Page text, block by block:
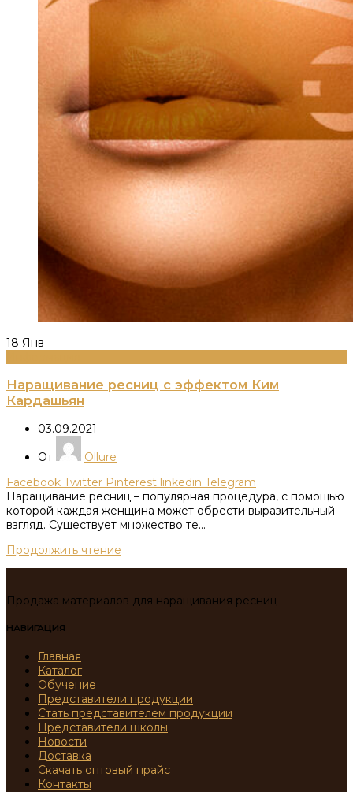
18 Янв
Наращивание ресниц с эффектом Ким
Кардашьян
03.09.2021
От
Ollure
Facebook Twitter Pinterest linkedin Telegram
Наращивание ресниц – популярная процедура, с помощью
которой каждая женщина может обрести выразительный
взгляд. Существует множество те...
Продолжить чтение
Продажа материалов для наращивания ресниц
НАВИГАЦИЯ
Главная
Каталог
Обучение
Представители продукции
Стать представителем продукции
Представители школы
Новости
Доставка
Скачать оптовый прайс
Контакты